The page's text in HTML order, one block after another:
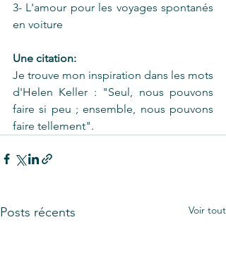
3- L'amour pour les voyages spontanés
en voiture
Une citation:
Je trouve mon inspiration dans les mots
d'Helen Keller : "Seul, nous pouvons
faire si peu ; ensemble, nous pouvons
faire tellement".
Posts récents Voir tout